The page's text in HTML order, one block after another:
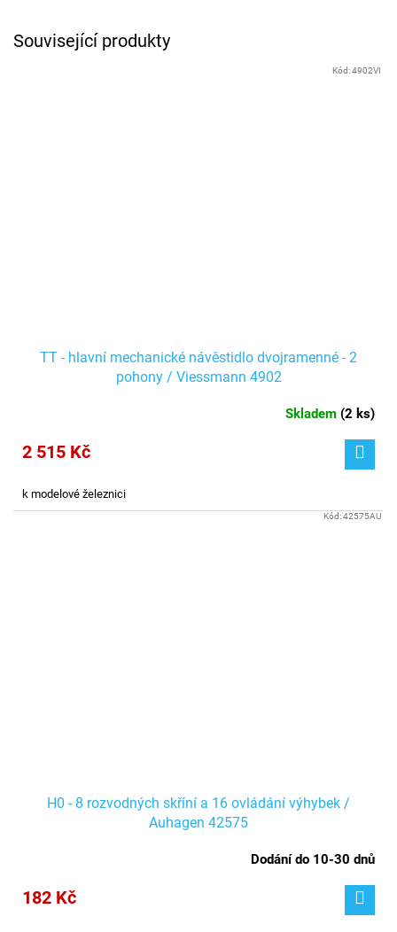
Související produkty
TT - hlavní mechanické návěstidlo dvojramenné - 2
pohony / Viessmann 4902
Skladem (2 ks)
2 515 Kč
k modelové železnici
Kód:4902VI
H0 - 8 rozvodných skříní a 16 ovládání výhybek /
Auhagen 42575
Dodání do 10-30 dnů
182 Kč
Kód:42575AU